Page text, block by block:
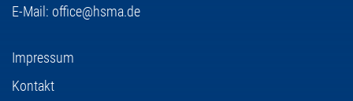
E-Mail: office@hsma.de
Impressum
Kontakt